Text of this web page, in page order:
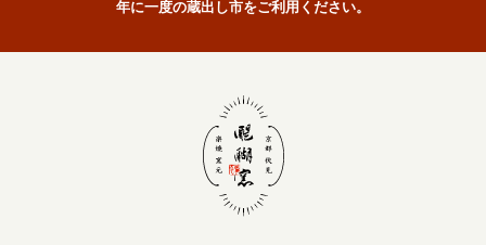
年に一度の蔵出し市をご利用ください。